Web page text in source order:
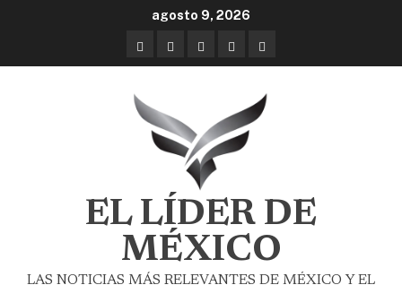
agosto 9, 2026
EL LÍDER DE
MÉXICO
LAS NOTICIAS MÁS RELEVANTES DE MÉXICO Y EL